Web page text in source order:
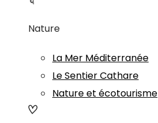
Nature
La Mer Méditerranée
Le Sentier Cathare
Nature et écotourisme